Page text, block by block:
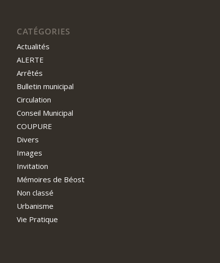
CATÉGORIES
Actualités
ALERTE
Arrêtés
Bulletin municipal
Circulation
Conseil Municipal
COUPURE
Divers
Images
Invitation
Mémoires de Béost
Non classé
Urbanisme
Vie Pratique